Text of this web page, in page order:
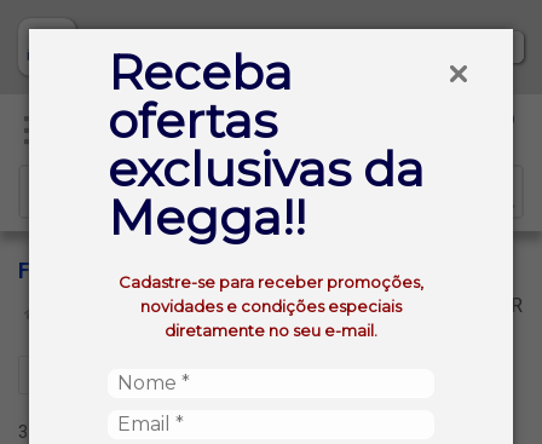
Receba
ofertas
exclusivas da
Megga!!
Cadastre-se para receber promoções,
novidades e condições especiais
diretamente no seu e-mail.
FOLHA DUPLA
VOLTAR
PAPEL TOALHA FOLHA DUPLA
3 produtos ordenados por: